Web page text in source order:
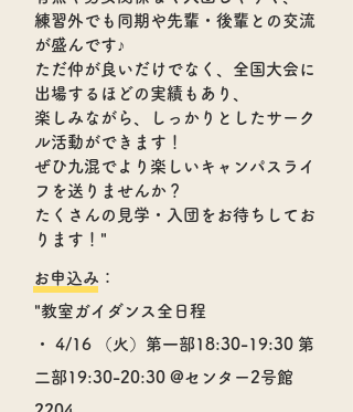
練習外でも同期や先輩・後輩との交流
が盛んです♪
ただ仲が良いだけでなく、全国大会に
出場するほどの実績もあり、
楽しみながら、しっかりとしたサーク
ル活動ができます！
ぜひ九混でより楽しいキャンパスライ
フを送りませんか？
たくさんの見学・入団をお待ちしてお
ります！"
お申込み：
"教室ガイダンス全日程
・ 4/16 （火）第一部18:30-19:30 第
二部19:30-20:30 @センター2号館